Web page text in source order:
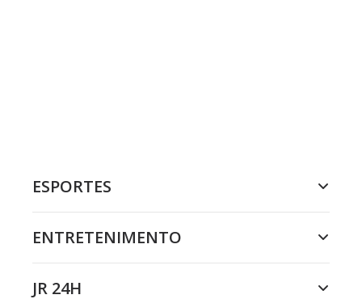
ESPORTES
ENTRETENIMENTO
JR 24H